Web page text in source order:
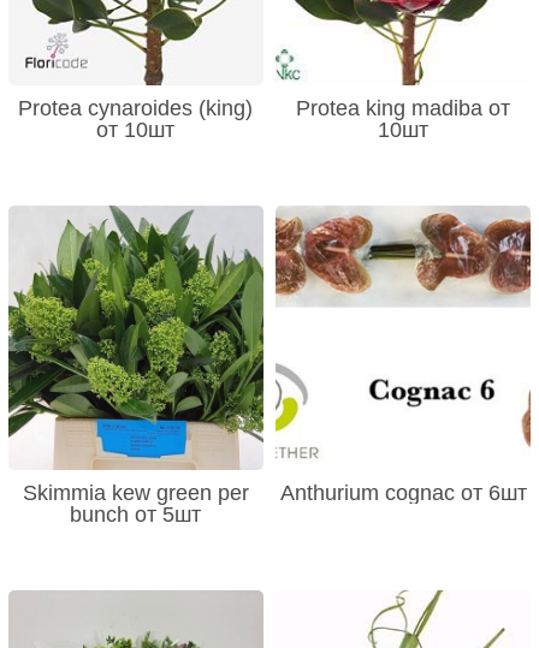
Protea cynaroides (king)
от 10шт
Protea king madiba от
10шт
Skimmia kew green per
bunch от 5шт
Anthurium cognac от 6шт